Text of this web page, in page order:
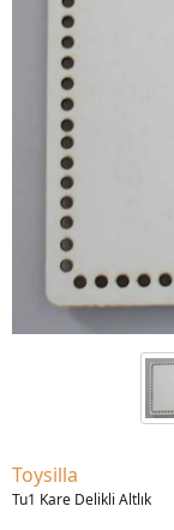
Toysilla
Tu1 Kare Delikli Altlık